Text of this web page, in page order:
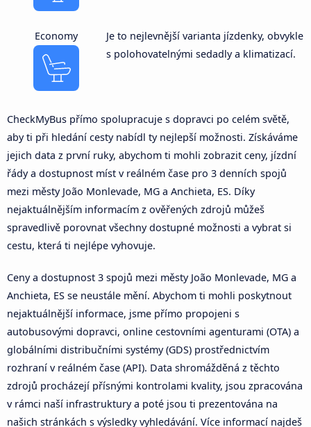
Economy
Je to nejlevnější varianta jízdenky, obvykle
s polohovatelnými sedadly a klimatizací.
CheckMyBus přímo spolupracuje s dopravci po celém světě,
aby ti při hledání cesty nabídl ty nejlepší možnosti. Získáváme
jejich data z první ruky, abychom ti mohli zobrazit ceny, jízdní
řády a dostupnost míst v reálném čase pro 3 denních spojů
mezi městy João Monlevade, MG a Anchieta, ES. Díky
nejaktuálnějším informacím z ověřených zdrojů můžeš
spravedlivě porovnat všechny dostupné možnosti a vybrat si
cestu, která ti nejlépe vyhovuje.
Ceny a dostupnost 3 spojů mezi městy João Monlevade, MG a
Anchieta, ES se neustále mění. Abychom ti mohli poskytnout
nejaktuálnější informace, jsme přímo propojeni s
autobusovými dopravci, online cestovními agenturami (OTA) a
globálními distribučními systémy (GDS) prostřednictvím
rozhraní v reálném čase (API). Data shromážděná z těchto
zdrojů procházejí přísnými kontrolami kvality, jsou zpracována
v rámci naší infrastruktury a poté jsou ti prezentována na
našich stránkách s výsledky vyhledávání. Více informací najdeš